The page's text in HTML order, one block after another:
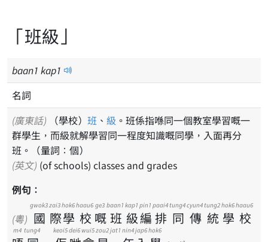
「班級」
baan1 kap1
名詞
(廣東話)
（學校） 班 、 級 。班係指喺同一個教室學習嘅一
群學生，而級就解學習同一程度知識嘅同學，入面再分
班。（量詞：個）
(英文) (of schools) classes and grades
例句：
(粵) 國
gwok3
際
zai3
學
hok6
校
haau6
嘅
ge3
班
baan1
級
kap1
編
pin1
排
paai4
同
tung4
傳
cyun4
統
tung2
學
hok6
校
haau6
m4 tung4 keoi5dei6wui5 zou2jat1 nin4jap6hok6